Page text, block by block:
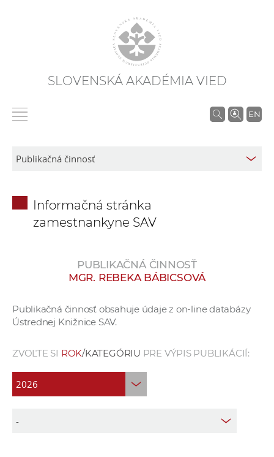
SLOVENSKÁ AKADÉMIA VIED
EN
V
p
c
í
Informačná stránka
zamestnankyne SAV
PUBLIKAČNÁ ČINNOSŤ
MGR. REBEKA BÁBICSOVÁ
Publikačná činnosť obsahuje údaje z on-line databázy
Ústrednej Knižnice SAV.
ZVOĽTE SI ROK/KATEGÓRIU PRE VÝPIS PUBLIKÁCIÍ: